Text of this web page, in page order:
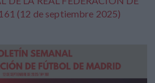
(12 de septiembre 2025)